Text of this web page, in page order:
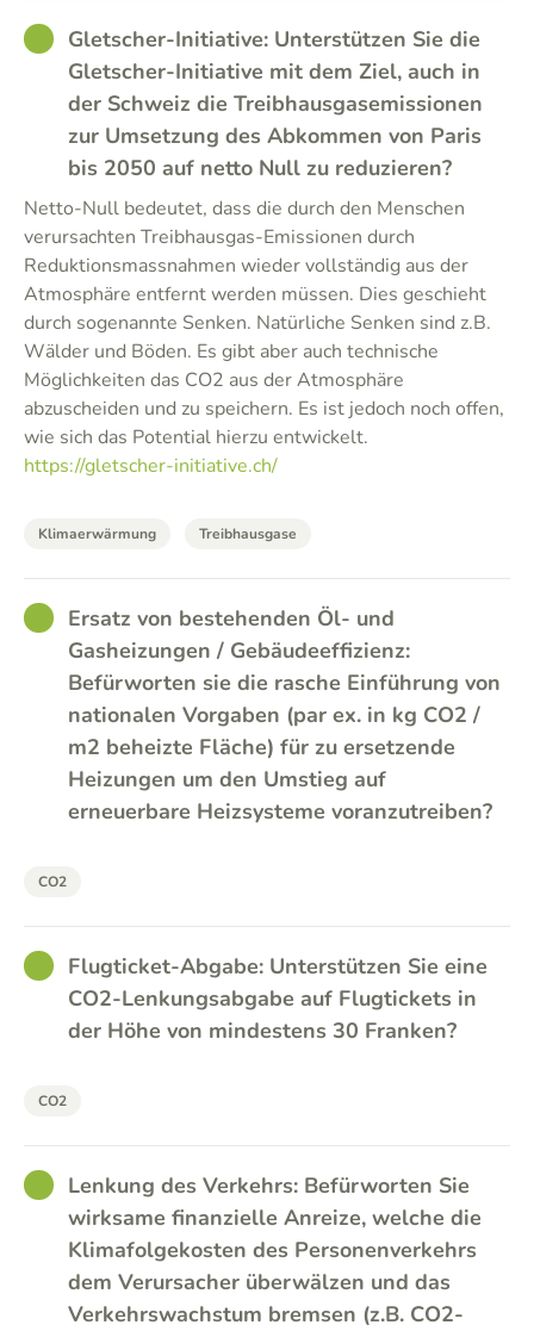
GOODGletscher-Initiative: Unterstützen Sie die
Gletscher-Initiative mit dem Ziel, auch in
der Schweiz die Treibhausgasemissionen
zur Umsetzung des Abkommen von Paris
bis 2050 auf netto Null zu reduzieren?
Netto-Null bedeutet, dass die durch den Menschen
verursachten Treibhausgas-Emissionen durch
Reduktionsmassnahmen wieder vollständig aus der
Atmosphäre entfernt werden müssen. Dies geschieht
durch sogenannte Senken. Natürliche Senken sind z.B.
Wälder und Böden. Es gibt aber auch technische
Möglichkeiten das CO2 aus der Atmosphäre
abzuscheiden und zu speichern. Es ist jedoch noch offen,
wie sich das Potential hierzu entwickelt.
https://gletscher-initiative.ch/
Klimaerwärmung Treibhausgase
GOODErsatz von bestehenden Öl- und
Gasheizungen / Gebäudeeffizienz:
Befürworten sie die rasche Einführung von
nationalen Vorgaben (par ex. in kg CO2 /
m2 beheizte Fläche) für zu ersetzende
Heizungen um den Umstieg auf
erneuerbare Heizsysteme voranzutreiben?
CO2
GOODFlugticket-Abgabe: Unterstützen Sie eine
CO2-Lenkungsabgabe auf Flugtickets in
der Höhe von mindestens 30 Franken?
CO2
GOODLenkung des Verkehrs: Befürworten Sie
wirksame finanzielle Anreize, welche die
Klimafolgekosten des Personenverkehrs
dem Verursacher überwälzen und das
Verkehrswachstum bremsen (z.B. CO2-